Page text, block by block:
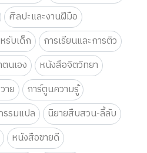
ศิลปะและงานฝีมือ
รับเด็ก
การเรียนและการติว
นเอง
หนังสือจิตวิทยา
าย
การ์ตูนความรู้
รมแปล
นิยายสืบสวน-ลี้ลับ
หนังสือขายดี